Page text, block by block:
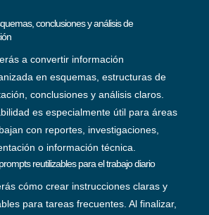
conclusiones y análisis de
a convertir información
en esquemas, estructuras de
conclusiones y análisis claros.
es especialmente útil para áreas
con reportes, investigaciones,
o información técnica.
reutilizables para el trabajo diario
cómo crear instrucciones claras y
para tareas frecuentes. Al finalizar,